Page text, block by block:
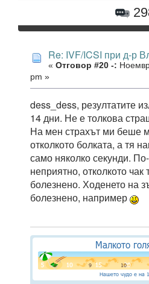
Re: IVF/ICSI при д-р
« Отговор #20 -:
pm »
dess_dess, резултатите
14 дни. Не е толкова
На мен страхът ми беше
отколкото болката, а тя
само няколко секунди.
неприятно, отколкото чак
болезнено. Ходенето на
болезнено, например